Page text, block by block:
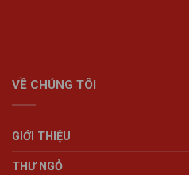
VỀ CHÚNG TÔI
GIỚI THIỆU
THƯ NGỎ